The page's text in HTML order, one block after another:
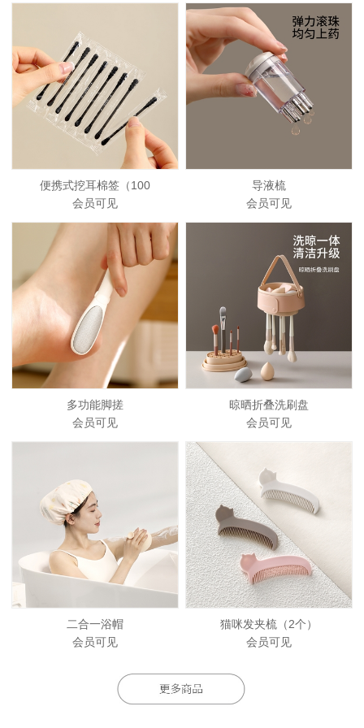
便携式挖耳棉签（100
会员可见
导液梳
会员可见
多功能脚搓
会员可见
晾晒折叠洗刷盘
会员可见
二合一浴帽
会员可见
猫咪发夹梳（2个）
会员可见